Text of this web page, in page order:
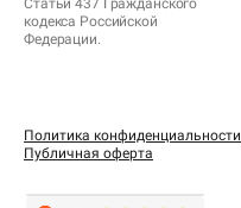
Статьи 437 Гражданского
кодекса Российской
Федерации.
Политика конфиденциальности
Публичная оферта